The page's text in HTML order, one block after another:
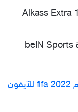
مباراة السعودية ضد بولندا: قناتي Alkass Extra 1
مباراة الأرجنتين ضد المكسيك: قناة beIN Sports
تحميل تطبيق تذاكر كأس العالم fifa 2022 للآيفون